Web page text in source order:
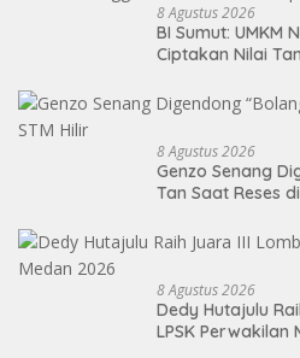
8 Agustus 2026
BI Sumut: UMKM
Ciptakan Nilai
8 Agustus 2026
Genzo Senang
Tan Saat Reses
8 Agustus 2026
Dedy Hutajulu
LPSK Perwakilan